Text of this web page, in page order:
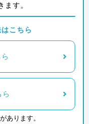
ます。
こちら
あります。